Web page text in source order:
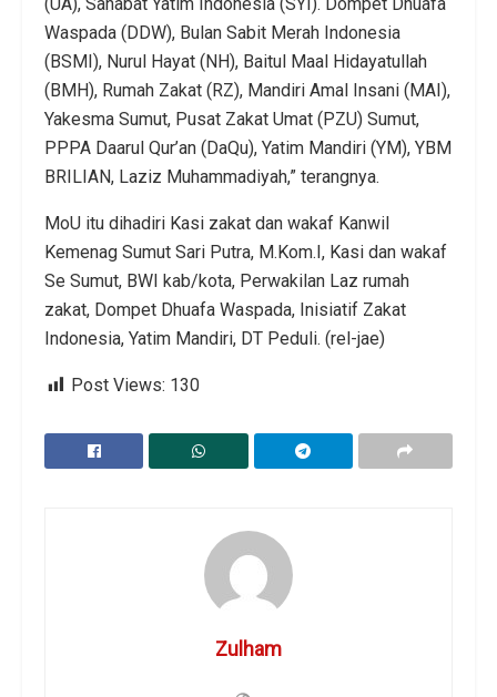
Waspada (DDW), Bulan Sabit Merah Indonesia
(BSMI), Nurul Hayat (NH), Baitul Maal Hidayatullah
(BMH), Rumah Zakat (RZ), Mandiri Amal Insani (MAI),
Yakesma Sumut, Pusat Zakat Umat (PZU) Sumut,
PPPA Daarul Qur’an (DaQu), Yatim Mandiri (YM), YBM
BRILIAN, Laziz Muhammadiyah,” terangnya.
MoU itu dihadiri Kasi zakat dan wakaf Kanwil
Kemenag Sumut Sari Putra, M.Kom.I, Kasi dan wakaf
Se Sumut, BWI kab/kota, Perwakilan Laz rumah
zakat, Dompet Dhuafa Waspada, Inisiatif Zakat
Indonesia, Yatim Mandiri, DT Peduli. (rel-jae)
Post Views: 130
Zulham